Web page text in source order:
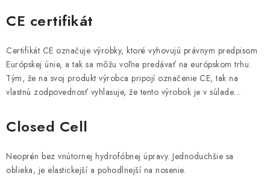
SAUNOVANIE
OTUŽOVANIE
Predajňa Plutvy.sk
v
c
h
p
j
o
v
CE certifikát
Certifikát CE označuje výrobky, ktoré vyhovujú právnym predpisom
Európskej únie, a tak sa môžu voľne predávať na európskom trhu.
Tým, že na svoj produkt výrobca pripojí označenie CE, tak na
vlastnú zodpovednosť vyhlasuje, že tento výrobok je v súlade…
Closed Cell
Neoprén bez vnútornej hydrofóbnej úpravy. Jednoduchšie sa
oblieka, je elastickejší a pohodlnejší na nosenie.